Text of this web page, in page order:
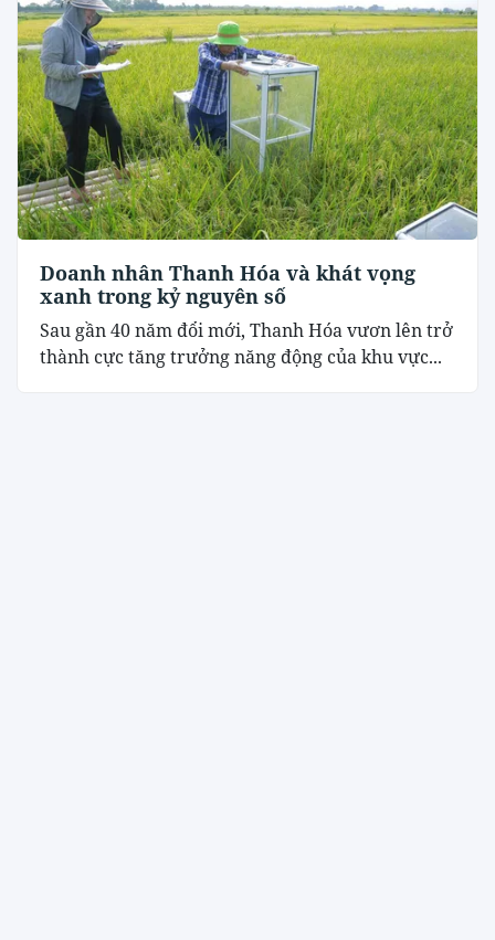
Doanh nhân Thanh Hóa và khát vọng
xanh trong kỷ nguyên số
Sau gần 40 năm đổi mới, Thanh Hóa vươn lên trở
thành cực tăng trưởng năng động của khu vực...